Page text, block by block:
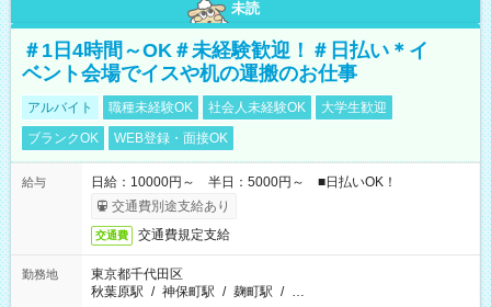
未読
＃1日4時間～OK＃未経験歓迎！＃日払い＊イ
ベント会場でイスや机の運搬のお仕事
アルバイト 職種未経験OK 社会人未経験OK
大学生歓迎
ブランクOK
WEB登録・面接OK
給与
日給：10000円～ 半日：5000円～ ■日払いOK！
交通費別途支給あり
交通費 交通費規定支給
勤務地
東京都千代田区
秋葉原駅 / 神保町駅 / 麹町駅 / …